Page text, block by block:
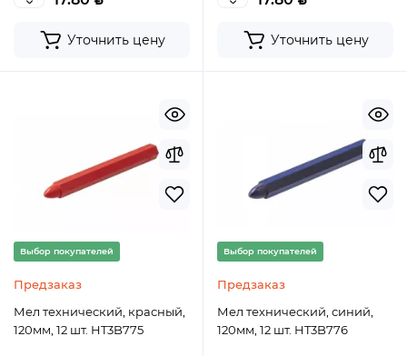
Уточнить цену Уточнить цену
Выбор покупателей
Предзаказ
Мел технический, красный,
120мм, 12 шт. HT3B775
Выбор покупателей
Предзаказ
Мел технический, синий,
120мм, 12 шт. HT3B776